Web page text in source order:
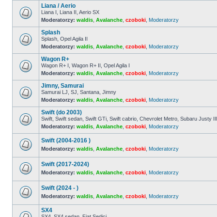
nieprzeczytanych
postów
Nie
ma
nieprzeczytanych
postów
Liana / Aerio
Liana I, Liana II, Aerio SX
Moderatorzy: waldis Avalanche czoboki Moderatorzy
Nie
ma
nieprzeczytanych
postów
Splash
Splash, Opel Agila II
Moderatorzy: waldis Avalanche czoboki Moderatorzy
Nie
ma
nieprzeczytanych
postów
Wagon R+
Wagon R+ I, Wagon R+ II, Opel Agila I
Moderatorzy: waldis Avalanche czoboki Moderatorzy
Nie
ma
nieprzeczytanych
postów
Jimny, Samurai
Samurai LJ, SJ, Santana, Jimny
Moderatorzy: waldis Avalanche czoboki Moderatorzy
Nie
ma
nieprzeczytanych
postów
Swift (do 2003)
Swift, Swift sedan, Swift GTi, Swift cabrio, Chevrolet Metro, Subaru Justy III
Moderatorzy: waldis Avalanche czoboki Moderatorzy
ma
nieprzeczytanych
Swift (2004-2016 )
Moderatorzy: waldis Avalanche czoboki Moderatorzy
ma
nieprzeczytanych
Swift (2017-2024)
Moderatorzy: waldis Avalanche czoboki Moderatorzy
ma
nieprzeczytanych
Swift (2024 - )
Moderatorzy: waldis Avalanche czoboki Moderatorzy
SX4